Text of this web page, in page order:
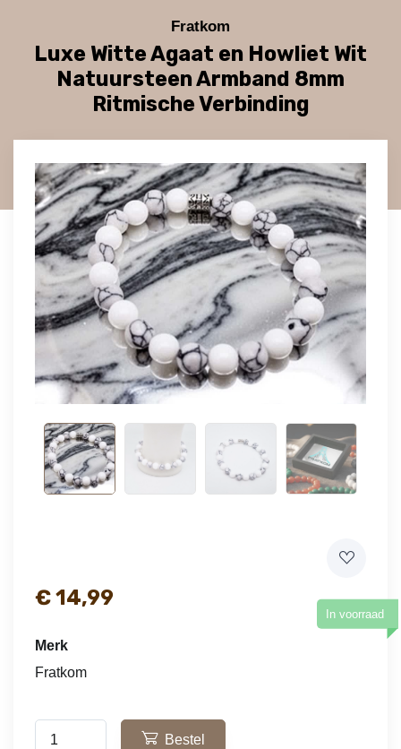
Fratkom
Luxe Witte Agaat en Howliet Wit
Natuursteen Armband 8mm
Ritmische Verbinding
€14,99
In voorraad
Merk
Fratkom
Bestel